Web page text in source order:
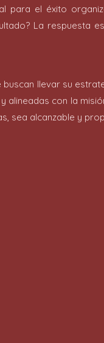
para el éxito
La respuesta
llevar su
con la
sea alcanzable y